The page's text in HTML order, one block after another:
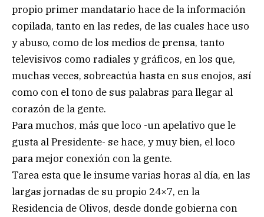
propio primer mandatario hace de la información
copilada, tanto en las redes, de las cuales hace uso
y abuso, como de los medios de prensa, tanto
televisivos como radiales y gráficos, en los que,
muchas veces, sobreactúa hasta en sus enojos, así
como con el tono de sus palabras para llegar al
corazón de la gente.
Para muchos, más que loco -un apelativo que le
gusta al Presidente- se hace, y muy bien, el loco
para mejor conexión con la gente.
Tarea esta que le insume varias horas al día, en las
largas jornadas de su propio 24×7, en la
Residencia de Olivos, desde donde gobierna con